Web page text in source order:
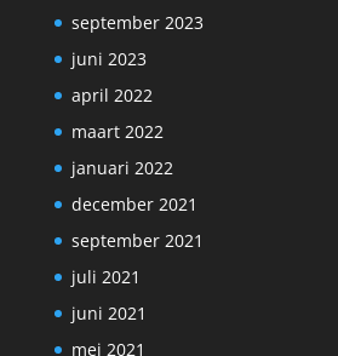
september 2023
juni 2023
april 2022
maart 2022
januari 2022
december 2021
september 2021
juli 2021
juni 2021
mei 2021